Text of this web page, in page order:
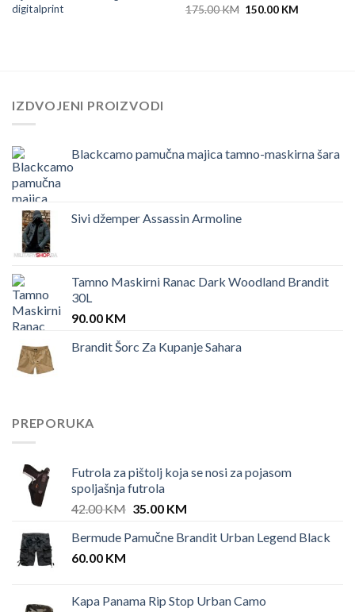
digitalprint
175.00KM Original
150.00 KMCurrent
IZDVOJENI PROIZVODI
Blackcamo pamučna majica tamno-maskirna šara
Sivi džemper Assassin Armoline
Tamno Maskirni Ranac Dark Woodland Brandit
30L
90.00 KM
Brandit Šorc Za Kupanje Sahara
PREPORUKA
Futrola za pištolj koja se nosi za pojasom
spoljašnja futrola
42.00KM Original
was:
35.00 KMCurrent
is:
Bermude Pamučne Brandit Urban Legend Black
60.00 KM
Kapa Panama Rip Stop Urban Camo